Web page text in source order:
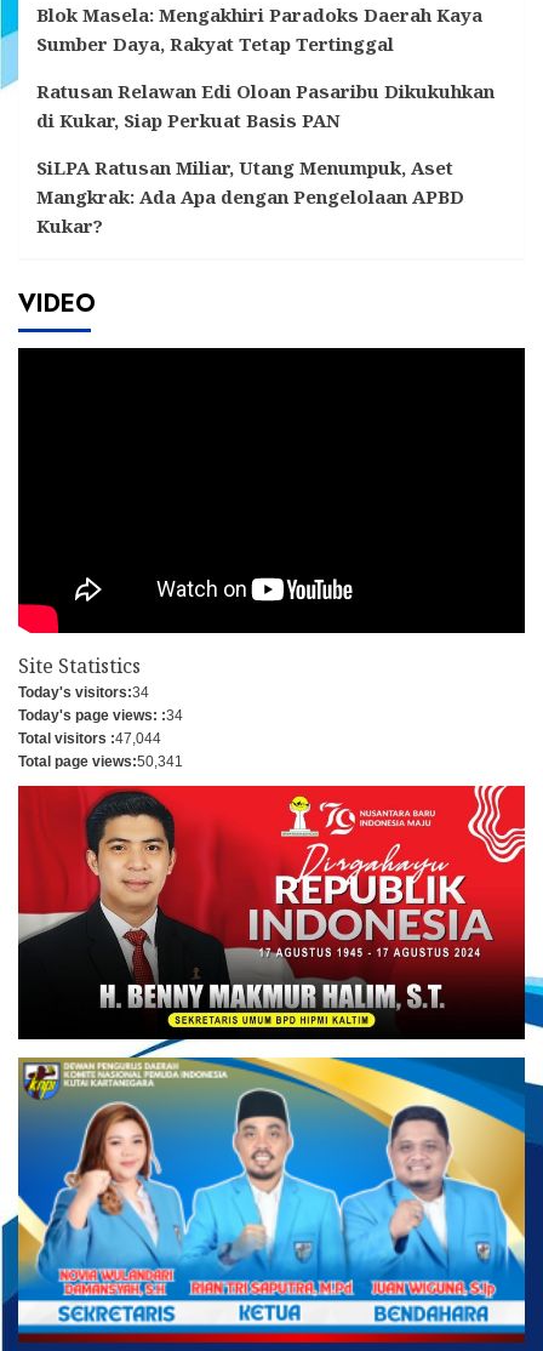
Blok Masela: Mengakhiri Paradoks Daerah Kaya
Sumber Daya, Rakyat Tetap Tertinggal
Ratusan Relawan Edi Oloan Pasaribu Dikukuhkan
di Kukar, Siap Perkuat Basis PAN
SiLPA Ratusan Miliar, Utang Menumpuk, Aset
Mangkrak: Ada Apa dengan Pengelolaan APBD
Kukar?
VIDEO
Site Statistics
Today's visitors:34
Today's page views: :34
Total visitors :47,044
Total page views:50,341